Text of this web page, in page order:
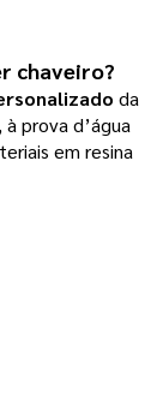
chaveiro?
da
prova d’água
em resina